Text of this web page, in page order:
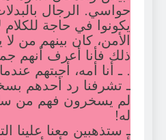
حواسي. الرجال
يكونوا في حاجة
الأمن، كان بينهم من
ذلك فأنا أعرف أنهم
. ـ أنا أمه، أجبتهم
ـ تشرفنا رد أحدهم
لم يسخرون فهم من
له!
ـ ستذهبين معنا علينا